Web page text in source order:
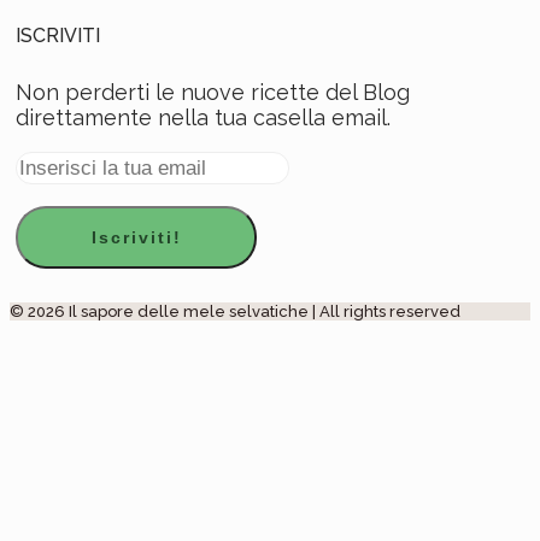
ISCRIVITI
Non perderti le nuove ricette del Blog
direttamente nella tua casella email.
© 2026 Il sapore delle mele selvatiche | All rights reserved